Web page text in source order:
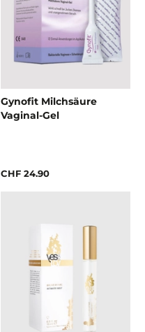
Gynofit Milchsäure
Vaginal-Gel
CHF 24.90